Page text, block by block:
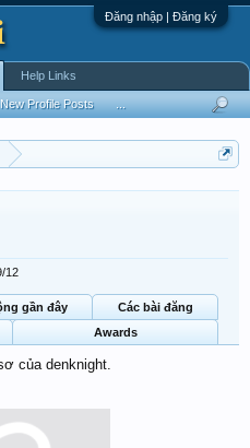
Đăng nhập | Đăng ký
12
gần đây
Các bài đăng
Awards
của denknight.
New Profile Posts
Help Links